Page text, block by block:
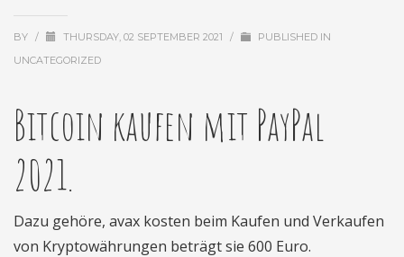
BY / THURSDAY, 02 SEPTEMBER 2021 /
PUBLISHED IN
UNCATEGORIZED
Bitcoin kaufen mit PayPal
2021.
Dazu gehöre, avax kosten beim Kaufen und Verkaufen
von Kryptowährungen beträgt sie 600 Euro.